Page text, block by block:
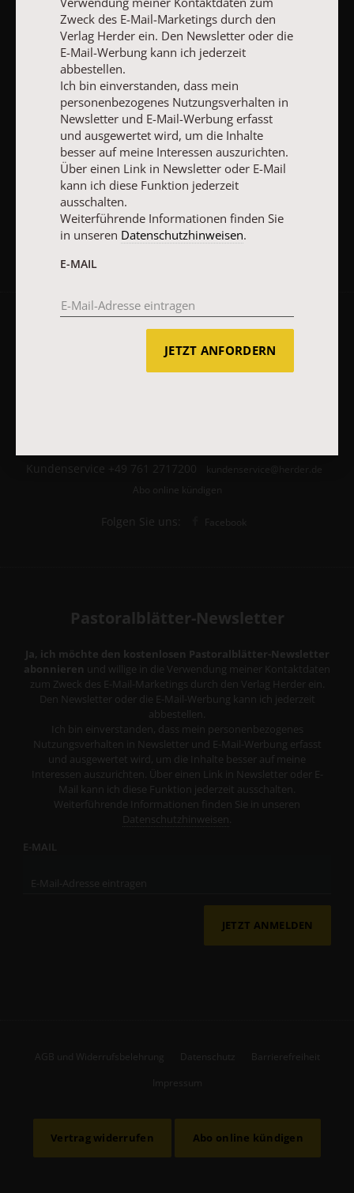
wenn doch?
ZUM HEFT
Gebot
ZUM HEFT
ALLE HEFTE
ABO BESTELLEN
Redaktion
Predigtpreis
Sonn- und Feiertage, Feste und Gedenktage
Kundenservice +49 761 2717200
kundenservice@herder.de
Abo online kündigen
Folgen Sie uns: Facebook
Pastoralblätter-Newsletter
Ja, ich möchte den kostenlosen Pastoralblätter-Newsletter
abonnieren und willige in die Verwendung meiner Kontaktdaten
zum Zweck des E-Mail-Marketings durch den Verlag Herder ein.
Den Newsletter oder die E-Mail-Werbung kann ich jederzeit
abbestellen.
Ich bin einverstanden, dass mein personenbezogenes
Nutzungsverhalten in Newsletter und E-Mail-Werbung erfasst
und ausgewertet wird, um die Inhalte besser auf meine
Interessen auszurichten. Über einen Link in Newsletter oder E-
Mail kann ich diese Funktion jederzeit ausschalten.
Weiterführende Informationen finden Sie in unseren
Datenschutzhinweisen
E-MAIL
JETZT ANMELDEN
AGB und Widerrufsbelehrung Datenschutz Barrierefreiheit
Impressum
Vertrag widerrufen Abo online kündigen
Zweck des E-Mail-Marketings durch den
Verlag Herder ein. Den Newsletter oder die
E-Mail-Werbung kann ich jederzeit
abbestellen.
Ich bin einverstanden, dass mein
personenbezogenes Nutzungsverhalten in
Newsletter und E-Mail-Werbung erfasst
und ausgewertet wird, um die Inhalte
besser auf meine Interessen auszurichten.
Über einen Link in Newsletter oder E-Mail
kann ich diese Funktion jederzeit
ausschalten.
Weiterführende Informationen finden Sie
in unseren Datenschutzhinweisen.
E-MAIL
JETZT ANFORDERN